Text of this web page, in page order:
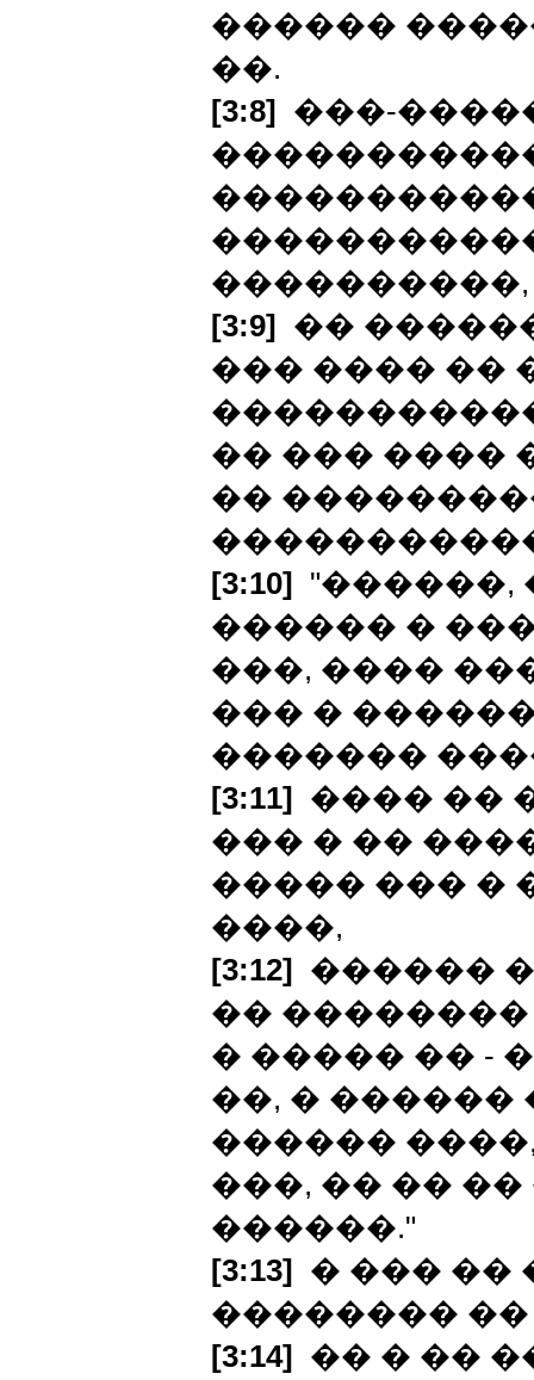
������
��.
[3:8] ���-
[3:9] ��
��� ���� ��
�� ��� ����
��
[3:10] "������,
������ �
���, ����
��� �
�������
[3:11] ���� ��
��� � ��
����� ��� �
����,
[3:12] ������
��
� ����� �� -
��, � ������
������
���, �� ��
������."
[3:13] � ��� ��
�������� ��
[3:14] �� � ��